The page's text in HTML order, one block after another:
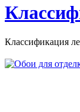
Классификация